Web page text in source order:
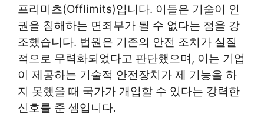
프리미츠(Offlimits)입니다. 이들은 기술이 인
권을 침해하는 면죄부가 될 수 없다는 점을 강
조했습니다. 법원은 기존의 안전 조치가 실질
적으로 무력화되었다고 판단했으며, 이는 기업
이 제공하는 기술적 안전장치가 제 기능을 하
지 못했을 때 국가가 개입할 수 있다는 강력한
신호를 준 셈입니다.